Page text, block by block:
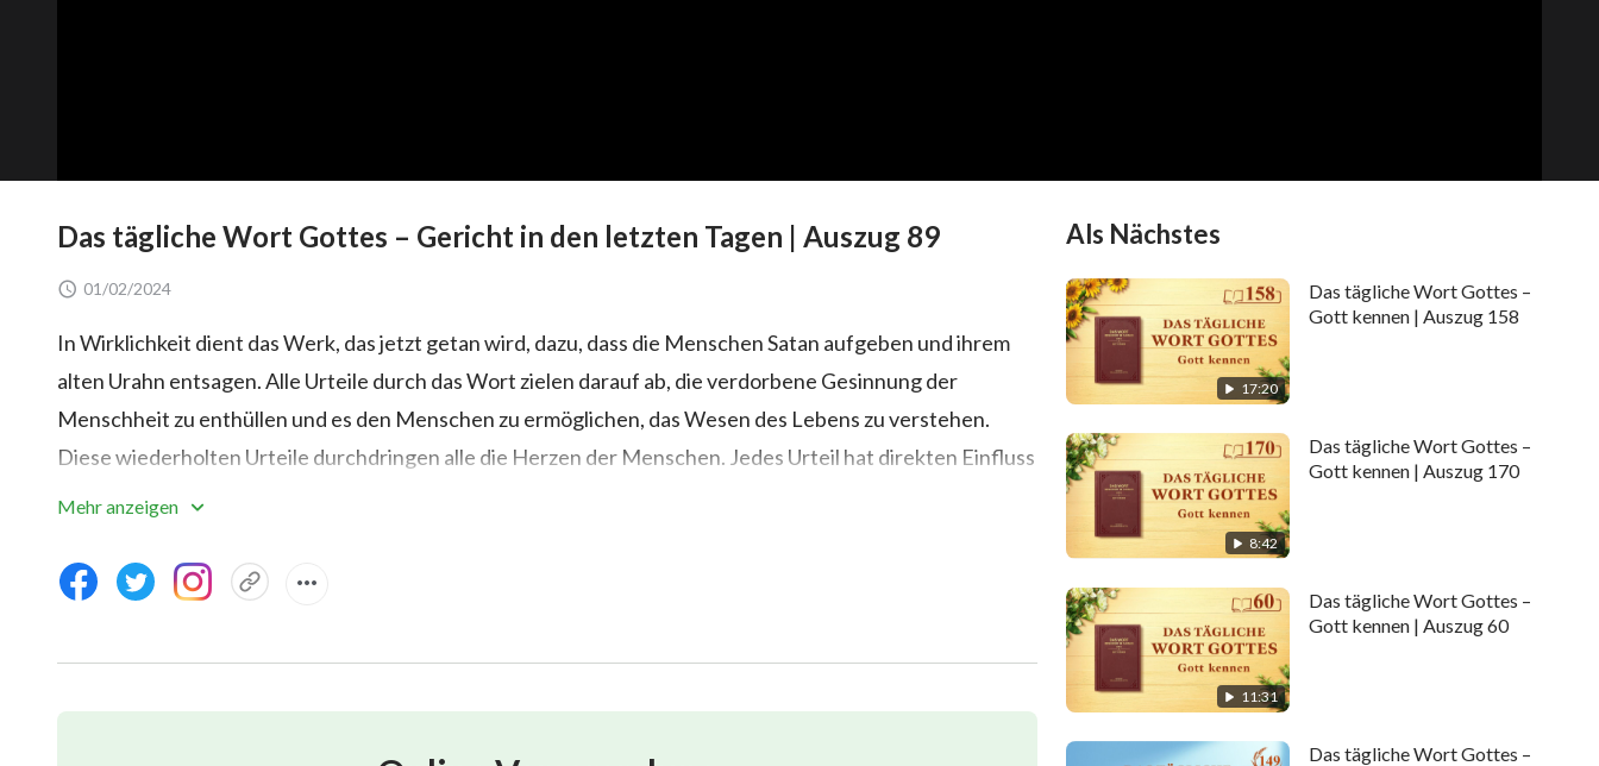
Das tägliche Wort Gottes – Gericht in den letzten Tagen | Auszug 89
01/02/2024
In Wirklichkeit dient das Werk, das jetzt getan wird, dazu, dass die Menschen Satan aufgeben und ihrem
alten Urahn entsagen. Alle Urteile durch das Wort zielen darauf ab, die verdorbene Gesinnung der
Menschheit zu enthüllen und es den Menschen zu ermöglichen, das Wesen des Lebens zu verstehen.
Diese wiederholten Urteile durchdringen alle die Herzen der Menschen. Jedes Urteil hat direkten Einfluss
auf ihr Schicksal und ist dazu bestimmt, ihre Herzen zu verwunden, damit sie all diese Dinge loslassen
Weisheit und Allmacht Gottes kennenlernen und diese von Satan verdorbene Menschheit kennenlernen.
Je mehr von dieser Art von Züchtigung und Urteil, desto mehr kann das Herz des Menschen verwundet
Geist, das heißt, sein Geist ist vor langer Zeit gestorben und er weiß nicht, dass es einen Himmel gibt, er
Mehr anzeigen
Als Nächstes
17:20
Das tägliche Wort Gottes –
Gott kennen | Auszug 158
8:42
Das tägliche Wort Gottes –
Gott kennen | Auszug 170
11:31
Das tägliche Wort Gottes –
Gott kennen | Auszug 60
Das tägliche Wort Gottes –